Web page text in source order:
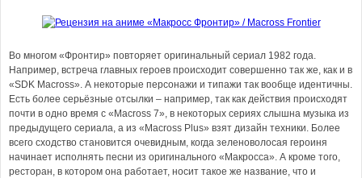
Во многом «Фронтир» повторяет оригинальный сериал 1982 года.
Например, встреча главных героев происходит совершенно так же, как и в
«SDK Macross». А некоторые персонажи и типажи так вообще идентичны.
Есть более серьёзные отсылки – например, так как действия происходят
почти в одно время с «Macross 7», в некоторых сериях слышна музыка из
предыдущего сериала, а из «Macross Plus» взят дизайн техники. Более
всего сходство становится очевидным, когда зеленоволосая героиня
начинает исполнять песни из оригинального «Макросса». А кроме того,
ресторан, в котором она работает, носит такое же название, что и